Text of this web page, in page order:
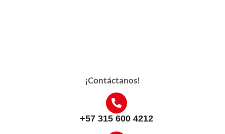
¡Contáctanos!
+57 315 600 4212